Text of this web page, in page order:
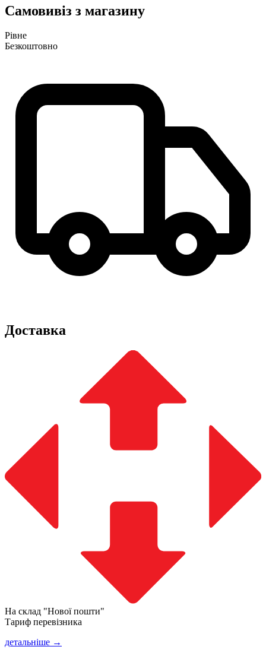
Самовивіз з магазину
Рівне
Безкоштовно
Доставка
На склад "Нової пошти"
Тариф перевізника
детальніше →